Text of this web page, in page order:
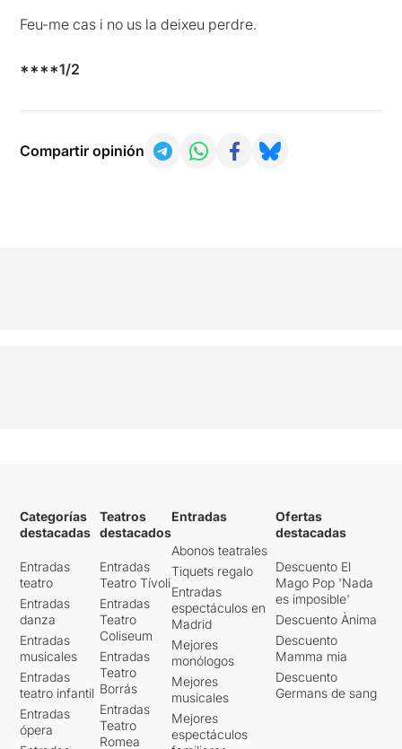
Feu-me cas i no us la deixeu perdre.
****1/2
Compartir opinión
Categorías
destacadas
Entradas
teatro
Entradas
danza
Entradas
musicales
Entradas
teatro infantil
Entradas
ópera
Teatros
destacados
Entradas
Teatro Tívoli
Entradas
Teatro
Coliseum
Entradas
Teatro
Borrás
Entradas
Teatro
Romea
Entradas
Abonos teatrales
Tiquets regalo
Entradas
espectáculos en
Madrid
Mejores
monólogos
Mejores
musicales
Mejores
espectáculos
Ofertas
destacadas
Descuento El
Mago Pop 'Nada
es imposible'
Descuento Ànima
Descuento
Mamma mia
Descuento
Germans de sang